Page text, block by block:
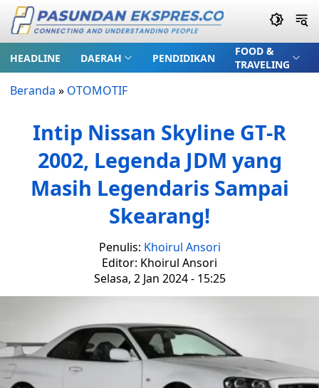
HEADLINE DAERAH PENDIDIKAN
FOOD &
TRAVELING
Beranda » OTOMOTIF
Intip Nissan Skyline GT-R
2002, Legenda JDM yang
Masih Legendaris Sampai
Skearang!
Penulis: Khoirul Ansori
Editor: Khoirul Ansori
Selasa, 2 Jan 2024 - 15:25